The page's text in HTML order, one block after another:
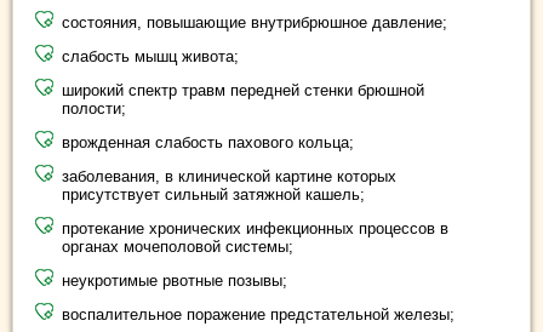
состояния, повышающие внутрибрюшное давление;
слабость мышц живота;
широкий спектр травм передней стенки брюшной
полости;
врожденная слабость пахового кольца;
заболевания, в клинической картине которых
присутствует сильный затяжной кашель;
протекание хронических инфекционных процессов в
органах мочеполовой системы;
неукротимые рвотные позывы;
воспалительное поражение предстательной железы;